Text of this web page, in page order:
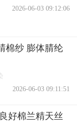
2026-06-03 09:12:06
棉纱 膨体腈纶
2026-06-03 09:11:51
好棉兰精天丝